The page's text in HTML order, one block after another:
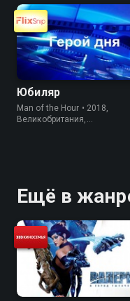
Юбиляр
Man of the Hour • 2018,
Великобритания,
Ещё в